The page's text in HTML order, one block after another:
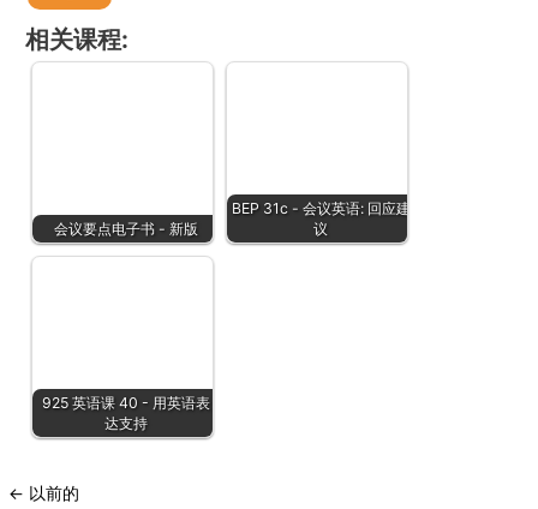
相关课程:
会议要点电子书 - 新版
BEP 31c - 会议英语: 回应建
议
925 英语课 40 - 用英语表
达支持
← 以前的